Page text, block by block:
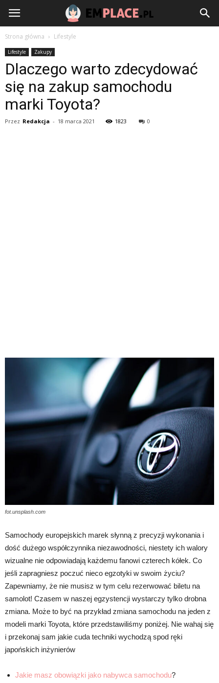
EmPlace.pl
Strona główna Lifestyle
Lifestyle Zakupy
Dlaczego warto zdecydować
się na zakup samochodu
marki Toyota?
Przez Redakcja - 18 marca 2021 1823 0
fot.unsplash.com
Samochody europejskich marek słynną z precyzji wykonania i
dość dużego współczynnika niezawodności, niestety ich walory
wizualne nie odpowiadają każdemu fanowi czterech kółek. Co
jeśli zapragniesz poczuć nieco egzotyki w swoim życiu?
Zapewniamy, że nie musisz w tym celu rezerwować biletu na
samolot! Czasem w naszej egzystencji wystarczy tylko drobna
zmiana. Może to być na przykład zmiana samochodu na jeden z
modeli marki Toyota, które przedstawiliśmy poniżej. Nie wahaj się
i przekonaj sam jakie cuda techniki wychodzą spod ręki
japońskich inżynierów
Jakie masz obowiązki jako nabywca samochodu?